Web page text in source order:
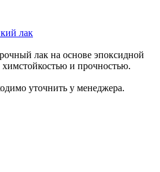
лак
лак на основе эпоксидной
и прочностью.
уточнить у менеджера.